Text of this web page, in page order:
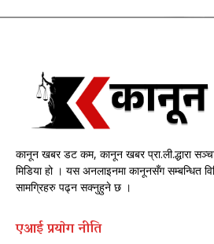
कानून खबर डट कम, कानून खबर प्रा.ली.द्धारा
मिडिया हो । यस अनलाइनमा कानूनसँग सम्बन्धित
सामग्रिहरु पढ्न सक्नुहुने छ ।
एआई प्रयाेग नीति